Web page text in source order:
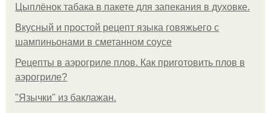
Цыплёнок табака в пакете для запекания в духовке.
Вкусный и простой рецепт языка говяжьего с
шампиньонами в сметанном соусе
Рецепты в аэрогриле плов. Как приготовить плов в
аэрогриле?
"Язычки" из баклажан.